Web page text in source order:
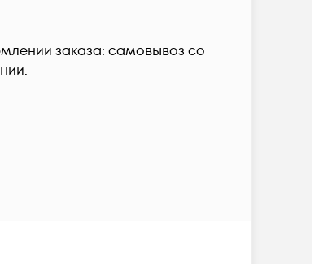
заказа: самовывоз со